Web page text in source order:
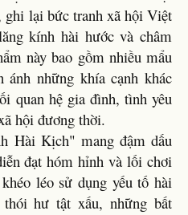
ghi lại bức tranh xã hội Việt
kính hài hước và châm
này bao gồm nhiều mẩu
ánh những khía cạnh khác
quan hệ gia đình, tình yêu
hội đương thời.
Hài Kịch" mang đậm dấu
đạt hóm hỉnh và lối chơi
léo sử dụng yếu tố hài
hư tật xấu, những bất